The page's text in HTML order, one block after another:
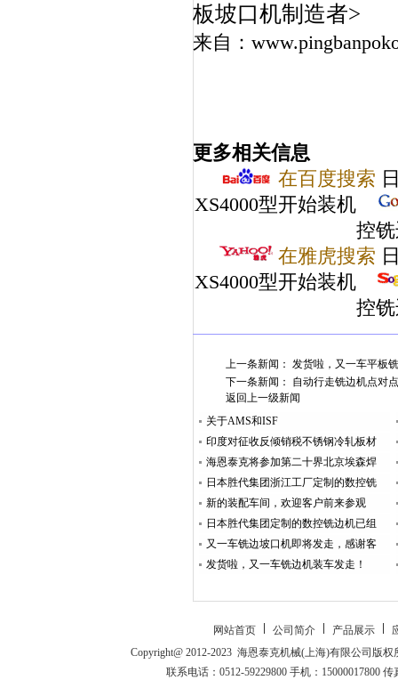
板坡口机制造者>
来自：
更多相关信息
在百度搜索
XS4000型开始装机
控
在雅虎搜索
XS4000型开始装机
控
上一条新闻： 发货啦，又一车平板
下一条新闻：
自动行走铣边机点对
返回上一级新闻
关于AMS和ISF
新的装配车间，欢迎客户前来参观
发货啦，又一车铣边机装车发走！
网站首页 公司简介 产品展示
Copyright@ 2012-2023 海恩泰克机械(上海)有限公司版
联系电话：0512-59229800 手机：15000017800